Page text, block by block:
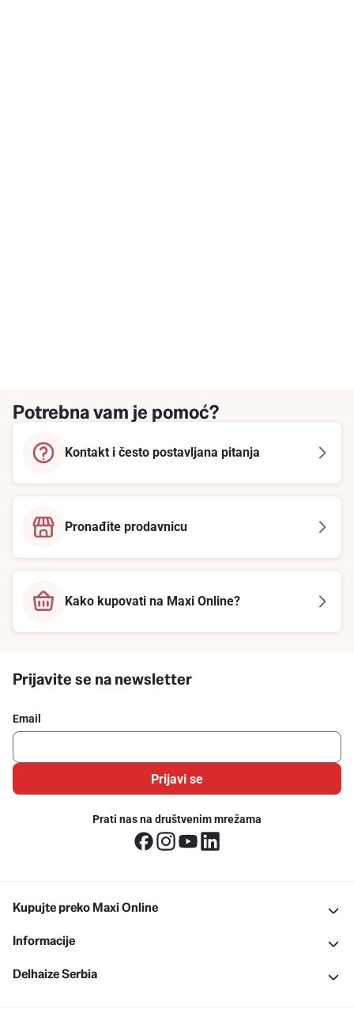
Potrebna vam je pomoć?
Kontakt i često postavljana pitanja
Pronađite prodavnicu
Kako kupovati na Maxi Online?
Prijavite se na newsletter
Email
Prijavi se
Prati nas na društvenim mrežama
Kupujte preko Maxi Online
Informacije
Delhaize Serbia